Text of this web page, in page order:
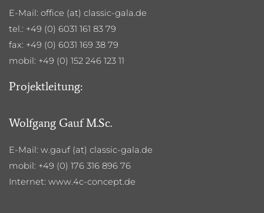
E-Mail: office (at) classic-gala.de
tel.: +49 (0) 6031 161 83 79
fax: +49 (0) 6031 169 38 79
mobil: +49 (0) 152 246 123 11
Projektleitung:
Wolfgang Gauf M.Sc.
E-Mail: w.gauf (at) classic-gala.de
mobil: +49 (0) 176 316 896 76
Internet: www.4c-concept.de